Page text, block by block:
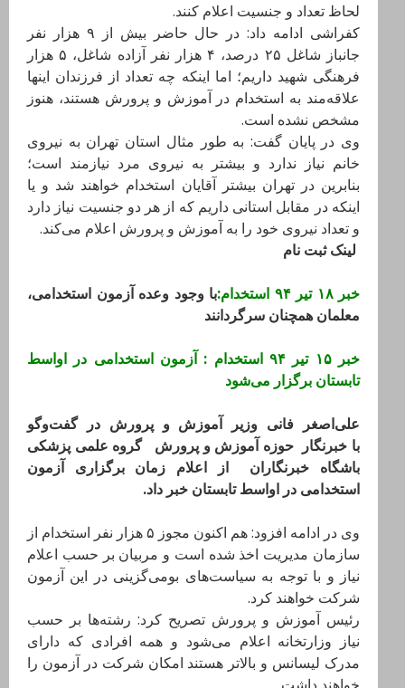
لحاظ تعداد و جنسیت اعلام کنند.
کفراشی ادامه داد: در حال حاضر بیش از ۹ هزار نفر
جانباز شاغل ۲۵ درصد، ۴ هزار نفر آزاده شاغل، ۵ هزار
فرهنگی شهید داریم؛ اما اینکه چه تعداد از فرزندان اینها
علاقه‌مند به استخدام در آموزش و پرورش هستند، هنوز
مشخص نشده است.
وی در پایان گفت: به طور مثال استان تهران به نیروی
خانم نیاز ندارد و بیشتر به نیروی مرد نیازمند است؛
بنابرین در تهران بیشتر آقایان استخدام خواهند شد و یا
اینکه در مقابل استانی داریم که از هر دو جنسیت نیاز دارد
و تعداد نیروی خود را به آموزش و پرورش اعلام می‌کند.
لینک ثبت نام
خبر ۱۸ تیر ۹۴ استخدام:
با وجود وعده آزمون استخدامی،
معلمان همچنان سرگردانند
خبر ۱۵ تیر ۹۴ استخدام : آزمون استخدامی در اواسط
تابستان برگزار می‌شود
علی‌اصغر فانی وزیر آموزش و پرورش در گفت‌وگو
با خبرنگار حوزه آموزش و پرورش گروه علمی پزشکی
باشگاه خبرنگاران از اعلام زمان برگزاری آزمون
استخدامی در اواسط تابستان خبر داد.
وی در ادامه افزود: هم اکنون مجوز ۵ هزار نفر استخدام از
سازمان مدیریت اخذ شده است و مربیان بر حسب اعلام
نیاز و با توجه به سیاست‌های بومی‌گزینی در این آزمون
شرکت خواهند کرد.
رئیس آموزش و پرورش تصریح کرد: رشته‌ها بر حسب
نیاز وزارتخانه اعلام می‌شود و همه افرادی که دارای
مدرک لیسانس و بالاتر هستند امکان شرکت در آزمون را